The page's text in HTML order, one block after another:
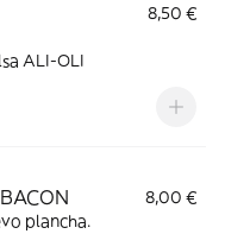
8,50 €
ALI-OLI
8,00 €
plancha.